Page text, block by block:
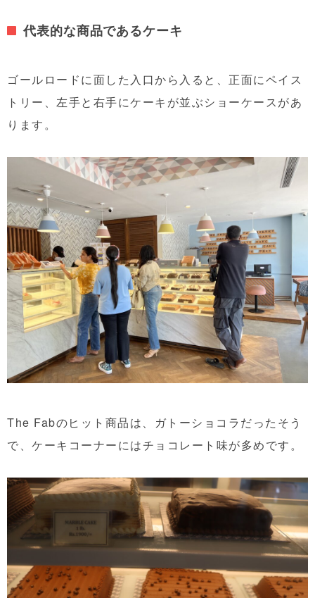
代表的な商品であるケーキ
ゴールロードに面した入口から入ると、正面にペイス
トリー、左手と右手にケーキが並ぶショーケースがあ
ります。
The Fabのヒット商品は、ガトーショコラだったそう
で、ケーキコーナーにはチョコレート味が多めです。